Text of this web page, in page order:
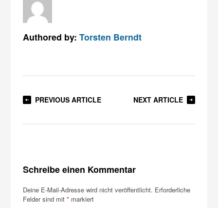
Authored by:Torsten Berndt
PREVIOUS ARTICLE NEXT ARTICLE
Schreibe einen Kommentar
Deine E-Mail-Adresse wird nicht veröffentlicht. Erforderliche
Felder sind mit* markiert